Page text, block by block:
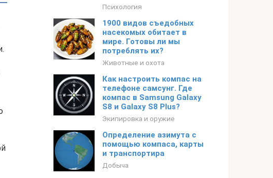
Психология
1900 видов съедобных
насекомых обитает в
мире. Готовы ли мы
потреблять их?
Животные и охота
Как настроить компас на
телефоне самсунг. Где
компас в Samsung Galaxy
S8 и Galaxy S8 Plus?
Экипировка и оружие
Определение азимута с
помощью компаса, карты
и транспортира
Добыча